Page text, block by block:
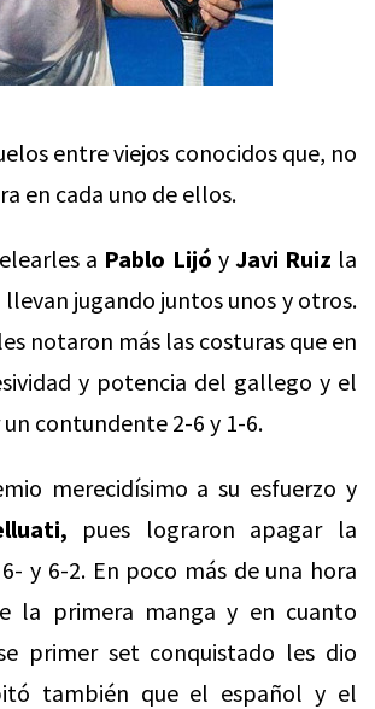
entre viejos conocidos que, no
en cada uno de ellos.
a Pablo Lijó y Javi Ruiz la
jugando juntos unos y otros.
notaron más las costuras que en
y potencia del gallego y el
contundente 2-6 y 1-6.
merecidísimo a su esfuerzo y
pues lograron apagar la
y 6-2. En poco más de una hora
la primera manga y en cuanto
primer set conquistado les dio
también que el español y el